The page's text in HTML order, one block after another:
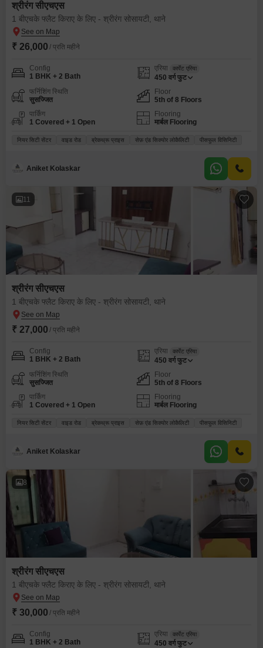
श्रीरंग सीएचएस
1 बीएचके फ्लैट किराए के लिए - श्रीरंग सोसायटी, थाने
₹ 26,000 / प्रति महीने
Config
1 BHK + 2 Bath
एरिया कार्पेट एरिया
450 वर्ग फुट
फर्निशिंग स्थिति
सुसज्जित
Floor
5th of 8 Floors
पार्किंग
1 Covered + 1 Open
Flooring
मार्बल Flooring
नियर सिटी सेंटर वाइड रोड ब्रेकथ्रू प्राइस सेफ़ एंड सिक्योर लोकैलिटी पीसफुल विसिनिटी
Aniket Kolaskar
11
श्रीरंग सीएचएस
1 बीएचके फ्लैट किराए के लिए - श्रीरंग सोसायटी, थाने
₹ 27,000 / प्रति महीने
Config
1 BHK + 2 Bath
एरिया कार्पेट एरिया
450 वर्ग फुट
फर्निशिंग स्थिति
सुसज्जित
Floor
5th of 8 Floors
पार्किंग
1 Covered + 1 Open
Flooring
मार्बल Flooring
नियर सिटी सेंटर वाइड रोड ब्रेकथ्रू प्राइस सेफ़ एंड सिक्योर लोकैलिटी पीसफुल विसिनिटी
Aniket Kolaskar
8
श्रीरंग सीएचएस
1 बीएचके फ्लैट किराए के लिए - श्रीरंग सोसायटी, थाने
₹ 30,000 / प्रति महीने
Config
1 BHK + 2 Bath
एरिया कार्पेट एरिया
450 वर्ग फुट